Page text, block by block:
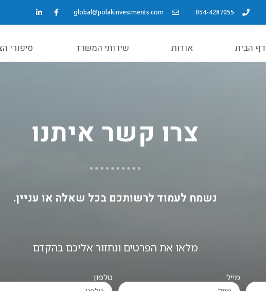
054-4287055
global@polakinvestments.com
דף הבית אודות שירותי המשרד סיפורי
צרו קשר איתנו
נשמח לעמוד לרשותכם בכל שאלה או עניין.
מלאו את הפרטים ונחזור אליכם בהקדם
מייל טלפון